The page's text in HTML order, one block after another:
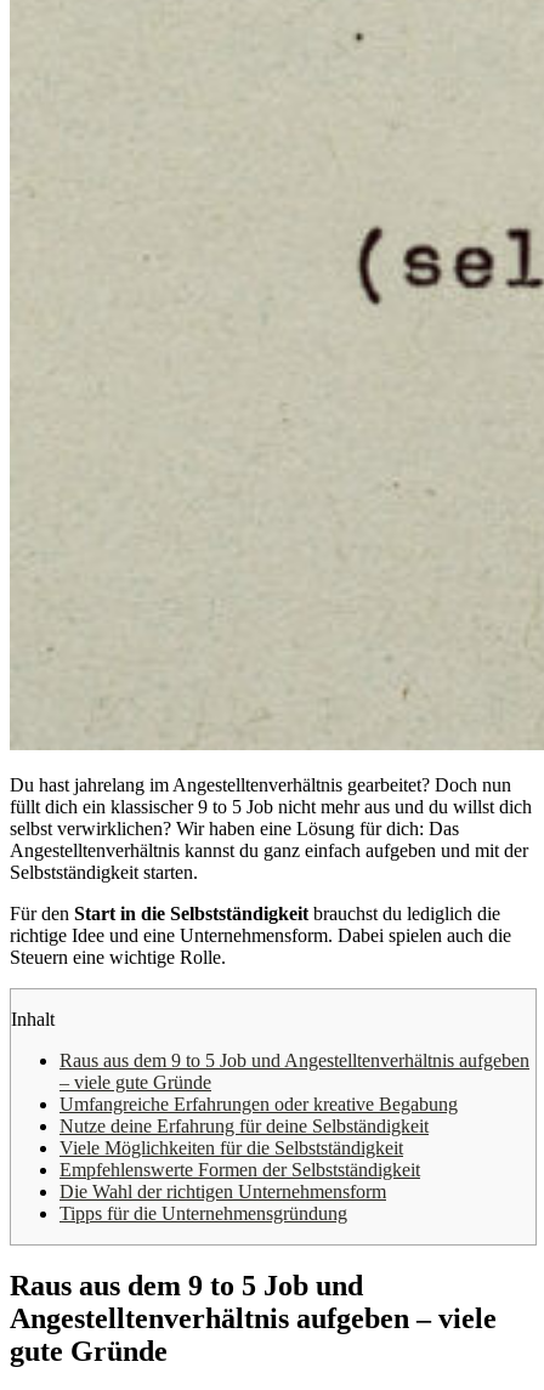
Du hast jahrelang im Angestelltenverhältnis gearbeitet? Doch nun
füllt dich ein klassischer 9 to 5 Job nicht mehr aus und du willst dich
selbst verwirklichen? Wir haben eine Lösung für dich: Das
Angestelltenverhältnis kannst du ganz einfach aufgeben und mit der
Selbstständigkeit starten.
Für den Start in die Selbstständigkeit brauchst du lediglich die
richtige Idee und eine Unternehmensform. Dabei spielen auch die
Steuern eine wichtige Rolle.
Inhalt
Raus aus dem 9 to 5 Job und Angestelltenverhältnis aufgeben
– viele gute Gründe
Umfangreiche Erfahrungen oder kreative Begabung
Nutze deine Erfahrung für deine Selbständigkeit
Viele Möglichkeiten für die Selbstständigkeit
Empfehlenswerte Formen der Selbstständigkeit
Die Wahl der richtigen Unternehmensform
Tipps für die Unternehmensgründung
Raus aus dem 9 to 5 Job und
Angestelltenverhältnis aufgeben – viele
gute Gründe